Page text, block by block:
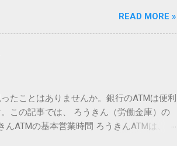
20BB7）」を把握する。 入力モードを「半
キーを押しながら[X]キー**を押す。 入
法は、特にMicrosoft Wordで非常に強力
だけで、再配達のストレスは驚くほど軽く
携による具体的なメリットを徹底解説しま
おきたいのが、佐川急便の個人向け無料
ムで管理するための基盤となるサービスで
やアプリと紐付けることで、その利便
で「不在連絡票」とおさらばできる理由 日
連携させると、荷物の受け取り体験が一変
ドを読み取る手間すら、過去のものになり
READ MORE »
たことはありませんか。銀行のATMは便利
この記事では、 ろうきん（労働金庫）の
ATMの基本営業時間 ろうきんATMは、利